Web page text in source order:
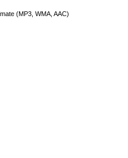
(MP3, WMA, AAC)